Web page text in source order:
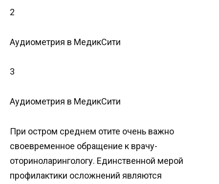
2
Аудиометрия в МедикСити
3
Аудиометрия в МедикСити
При остром среднем отите очень важно
своевременное обращение к врачу-
оториноларингологу. Единственной мерой
профилактики осложнений являются